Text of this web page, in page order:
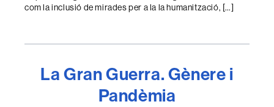
com la inclusió de mirades per a la la humanització, […]
La Gran Guerra. Gènere i
Pandèmia